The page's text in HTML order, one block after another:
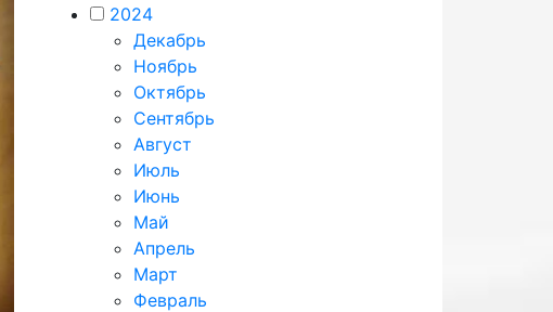
2024
Декабрь
Ноябрь
Октябрь
Сентябрь
Август
Июль
Июнь
Май
Апрель
Март
Февраль